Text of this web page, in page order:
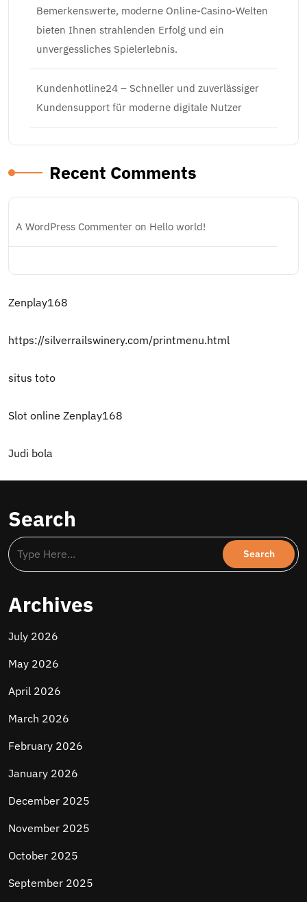
Bemerkenswerte, moderne Online-Casino-Welten
bieten Ihnen strahlenden Erfolg und ein
unvergessliches Spielerlebnis.
Kundenhotline24 – Schneller und zuverlässiger
Kundensupport für moderne digitale Nutzer
Recent Comments
A WordPress Commenter on Hello world!
Zenplay168
https://silverrailswinery.com/printmenu.html
situs toto
Slot online Zenplay168
Judi bola
Search
Archives
July 2026
May 2026
April 2026
March 2026
February 2026
January 2026
December 2025
November 2025
October 2025
September 2025